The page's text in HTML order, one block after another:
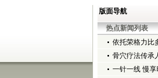
版面导航
热点新闻列表
依托荣格力比
骨穴疗法传承
一针一线 慢